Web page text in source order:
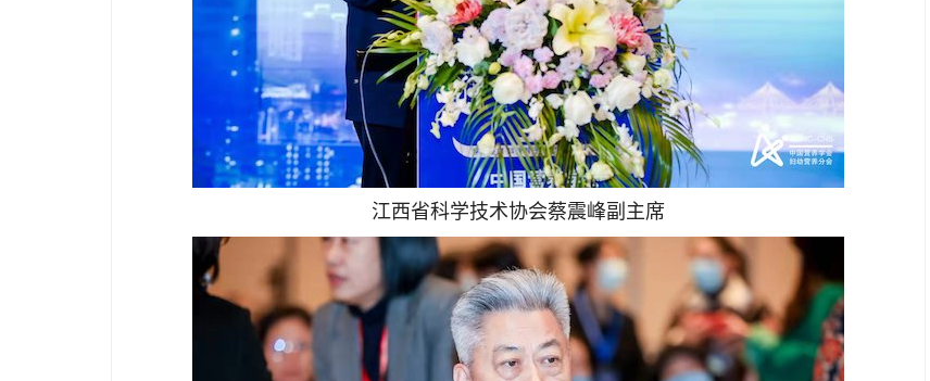
江西省科学技术协会蔡震峰副主席